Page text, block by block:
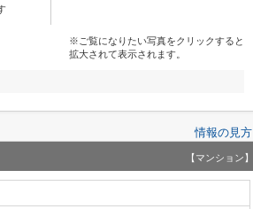
※ご覧になりたい写真をクリックすると
拡大されて表示されます。
情報の見方
【マンション】